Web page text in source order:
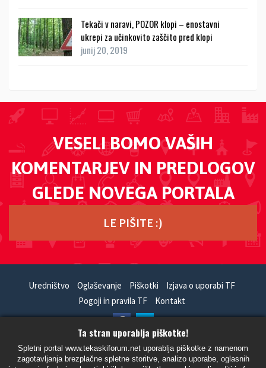
Tekači v naravi, POZOR klopi – enostavni
ukrepi za učinkovito zaščito pred klopi
junij 20, 2019
VESELI BOMO VAŠIH
KOMENTARJEV IN PREDLOGOV
GLEDE NOVEGA PORTALA
LE PIŠITE :)
Uredništvo Oglaševanje Piškotki
Izjava o uporabi TF
Pogoji in pravila TF
Kontakt
HandCrafted With - Powered By
- Vsi časi so UTC+02:00 Evropa/Ljubljana -
Ta stran uporablja piškotke!
Spletni portal www.tekaskiforum.net uporablja piškotke z namenom
zagotavljanja brezplačne spletne storitve, analizo uporabe, oglasnih